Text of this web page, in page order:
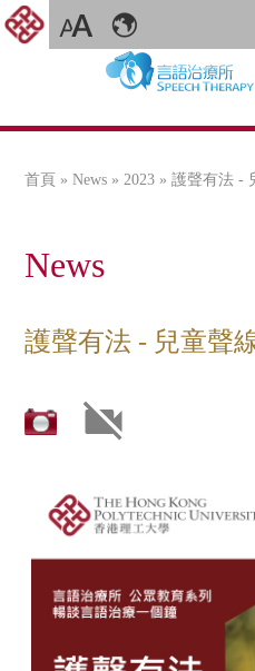
您在這裡
首頁 »News » 2023 » 護聲有法 -
News
護聲有法 - 兒童聲